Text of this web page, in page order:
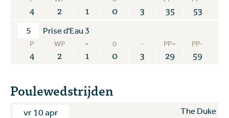
4 2 1 0 3 35 53
5 Prise d'Eau 3
P WP + 0 - PP+ PP-
4 2 1 0 3 29 59
Poulewedstrijden
vr 10 apr
The Duke